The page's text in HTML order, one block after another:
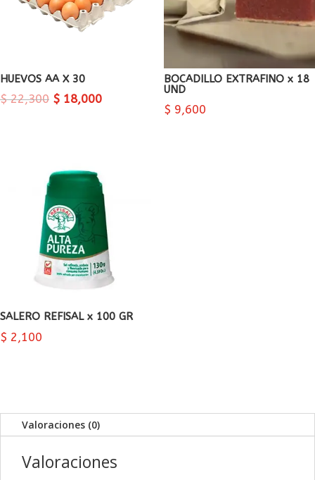
HUEVOS AA X 30
$22,300 $ 18,000
BOCADILLO EXTRAFINO x 18
UND
$ 9,600
SALERO REFISAL x 100 GR
$ 2,100
Valoraciones (0)
Valoraciones